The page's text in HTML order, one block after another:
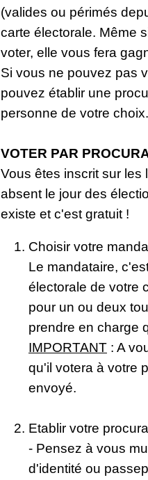
(valides ou périmés
carte électorale. Même
voter, elle vous fera
Si vous ne pouvez pas
pouvez établir une
personne de votre choix.
VOTER PAR
Vous êtes inscrit sur
absent le jour des
existe et c'est gratuit !
Choisir votre
Le mandataire,
électorale de votre
pour un ou deux
prendre en charge
IMPORTANT: A
qu'il votera à votre
envoyé.
Etablir votre
- Pensez à vous
d'identité ou